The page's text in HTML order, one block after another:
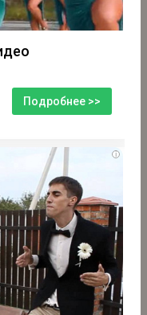
Подробнее >>
i